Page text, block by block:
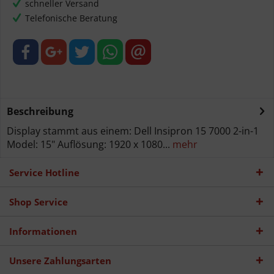
schneller Versand
Telefonische Beratung
Beschreibung
Display stammt aus einem: Dell Insipron 15 7000 2-in-1
Model: 15" Auflösung: 1920 x 1080... mehr
Service Hotline
Shop Service
Informationen
Unsere Zahlungsarten